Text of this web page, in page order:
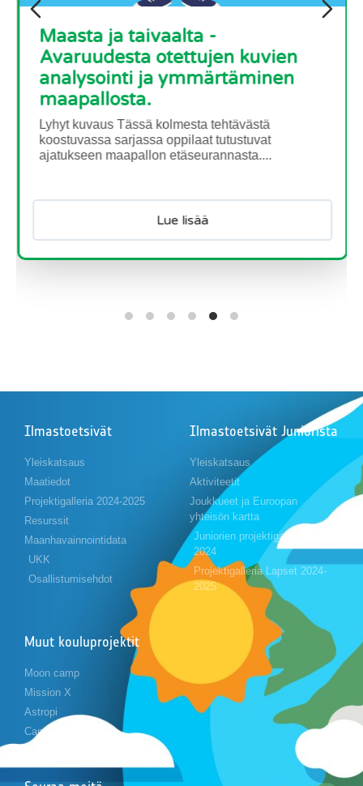
Maasta ja taivaalta -
Avaruudesta otettujen kuvien
analysointi ja ymmärtäminen
maapallosta.
Lyhyt kuvaus Tässä kolmesta tehtävästä
koostuvassa sarjassa oppilaat tutustuvat
ajatukseen maapallon etäseurannasta....
Lue lisää
Ilmastoetsivät
Yleiskatsaus
Maatiedot
Projektigalleria 2024-2025
Resurssit
Maanhavainnointidata
UKK
Osallistumisehdot
Ilmastoetsivät Juniorista
Yleiskatsaus
Aktiviteetit
Joukkueet ja Euroopan
yhteisön kartta
Juniorien projektigalleria 2023-
2024
Projektigalleria Lapset 2024-
2025
Muut kouluprojektit
Moon camp
Mission X
Astropi
Cansat